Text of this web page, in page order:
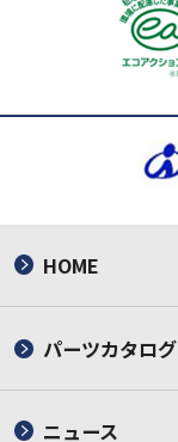
HOME
パーツカタログ
ニュース